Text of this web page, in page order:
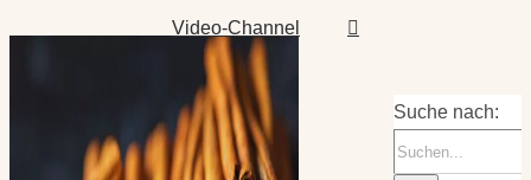
Video-Channel
Suche nach: